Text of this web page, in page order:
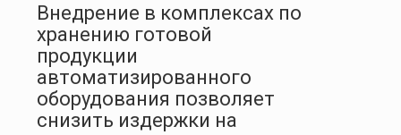
Внедрение в комплексах по
хранению готовой
продукции
автоматизированного
оборудования позволяет
снизить издержки на